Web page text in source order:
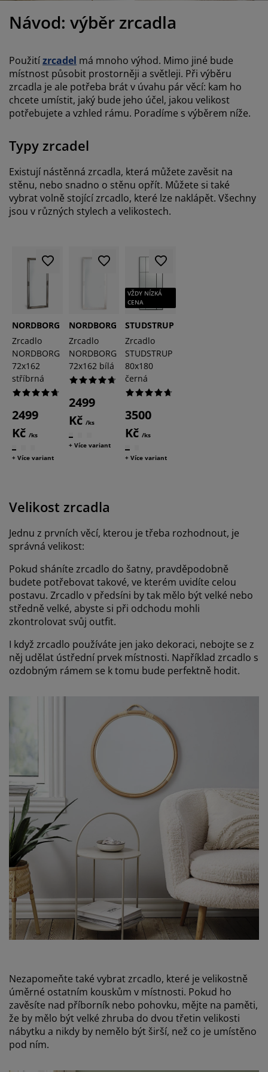
do ložnice
rámy s úložným prostorem
matrace
postele
o nábytek/doplňky
osvětlení
pokoj
mazlíčky
Návod: výběr zrcadla
Použitízrcadel má mnoho výhod. Mimo jiné bude
místnost působit prostorněji a světleji. Při výběru
zrcadla je ale potřeba brát v úvahu pár věcí: kam ho
chcete umístit, jaký bude jeho účel, jakou velikost
potřebujete a vzhled rámu. Poradíme s výběrem níže.
Typy zrcadel
Existují nástěnná zrcadla, která můžete zavěsit na
stěnu, nebo snadno o stěnu opřít. Můžete si také
vybrat volně stojící zrcadlo, které lze naklápět. Všechny
jsou v různých stylech a velikostech.
NORDBORG
Zrcadlo
NORDBORG
72x162
stříbrná
2499
Kč /ks
+ Více variant
NORDBORG
Zrcadlo
NORDBORG
72x162 bílá
2499
Kč /ks
+ Více variant
VŽDY NÍZKÁ
CENA
STUDSTRUP
Zrcadlo
STUDSTRUP
80x180
černá
3500
Kč /ks
+ Více variant
Velikost zrcadla
Jednu z prvních věcí, kterou je třeba rozhodnout, je
správná velikost:
Pokud sháníte zrcadlo do šatny, pravděpodobně
budete potřebovat takové, ve kterém uvidíte celou
postavu. Zrcadlo v předsíni by tak mělo být velké nebo
středně velké, abyste si při odchodu mohli
zkontrolovat svůj outfit.
I když zrcadlo používáte jen jako dekoraci, nebojte se z
něj udělat ústřední prvek místnosti. Například zrcadlo s
ozdobným rámem se k tomu bude perfektně hodit.
Nezapomeňte také vybrat zrcadlo, které je velikostně
úměrné ostatním kouskům v místnosti. Pokud ho
zavěsíte nad příborník nebo pohovku, mějte na paměti,
že by mělo být velké zhruba do dvou třetin velikosti
nábytku a nikdy by nemělo být širší, než co je umístěno
pod ním.